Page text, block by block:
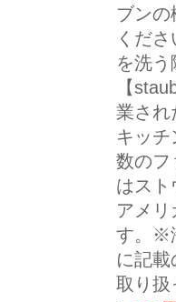
ブン
くだ
を洗
【
業され
キッ
数のフ
はスト
アメ
す。※
に記
取り